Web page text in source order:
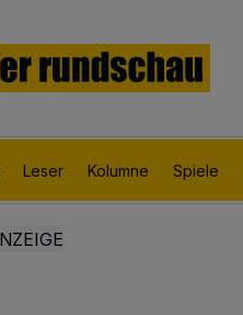
Leser Kolumne Spiele